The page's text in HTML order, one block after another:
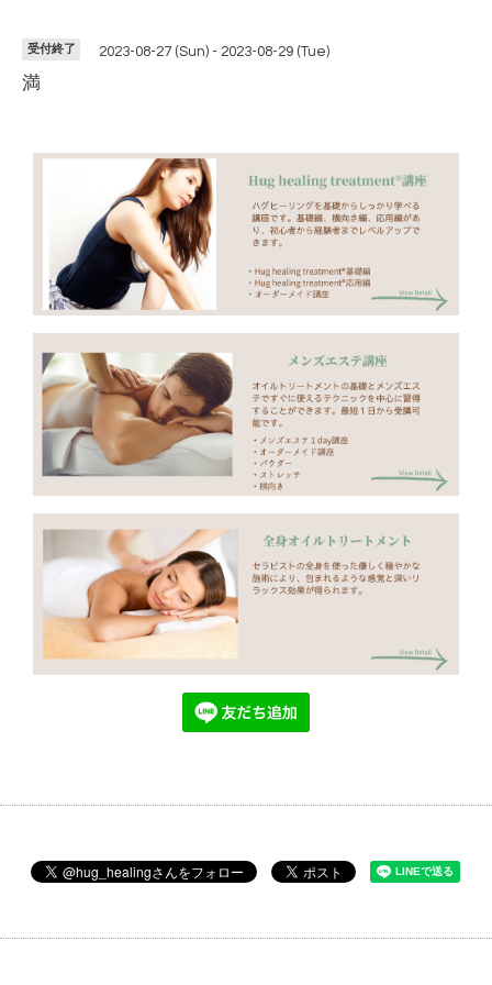
受付終了 2023-08-27 (Sun) - 2023-08-29 (Tue)
満